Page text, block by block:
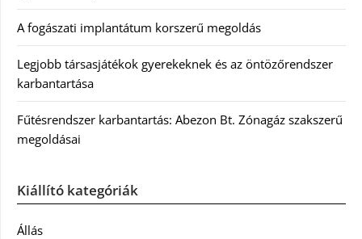
A fogászati implantátum korszerű megoldás
Legjobb társasjátékok gyerekeknek és az öntözőrendszer
karbantartása
Fűtésrendszer karbantartás: Abezon Bt. Zónagáz szakszerű
megoldásai
Kiállító kategóriák
Állás